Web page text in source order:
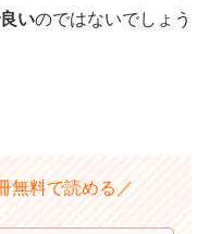
いのではないでしょう
無料で読める／